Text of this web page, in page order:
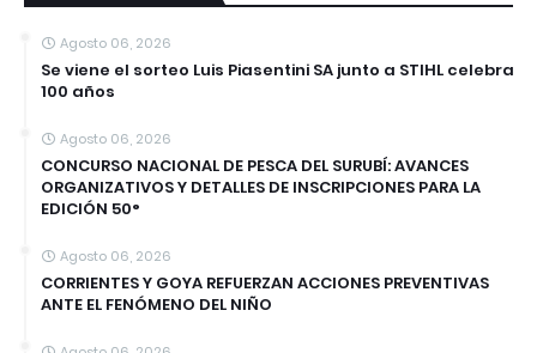
Agosto 06, 2026
Se viene el sorteo Luis Piasentini SA junto a STIHL celebra
100 años
Agosto 06, 2026
CONCURSO NACIONAL DE PESCA DEL SURUBÍ: AVANCES
ORGANIZATIVOS Y DETALLES DE INSCRIPCIONES PARA LA
EDICIÓN 50°
Agosto 06, 2026
CORRIENTES Y GOYA REFUERZAN ACCIONES PREVENTIVAS
ANTE EL FENÓMENO DEL NIÑO